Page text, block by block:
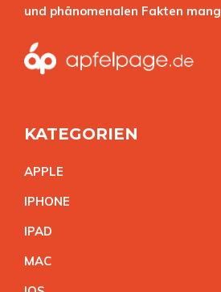
und phänomenalen Fakten
KATEGORIEN
APPLE
IPHONE
IPAD
MAC